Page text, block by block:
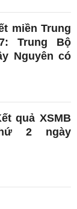
miền Trung
Trung Bộ
Nguyên có
quả XSMB
2 ngày